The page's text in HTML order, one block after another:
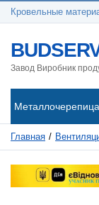
Кровельные
Завод Виробник
Металлочерепица
Главная